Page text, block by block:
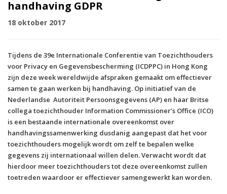
handhaving GDPR
18 oktober 2017
Tijdens de 39e Internationale Conferentie van Toezichthouders
voor Privacy en Gegevensbescherming (ICDPPC) in Hong Kong
zijn deze week wereldwijde afspraken gemaakt om effectiever
samen te gaan werken bij handhaving. Op initiatief van de
Nederlandse Autoriteit Persoonsgegevens (AP) en haar Britse
collega toezichthouder Information Commissioner’s Office (ICO)
is een bestaande internationale overeenkomst over
handhavingssamenwerking dusdanig aangepast dat het voor
toezichthouders mogelijk wordt om zelf te bepalen welke
gegevens zij internationaal willen delen. Verwacht wordt dat
hierdoor meer toezichthouders tot deze overeenkomst zullen
toetreden waardoor er effectiever samengewerkt kan worden.